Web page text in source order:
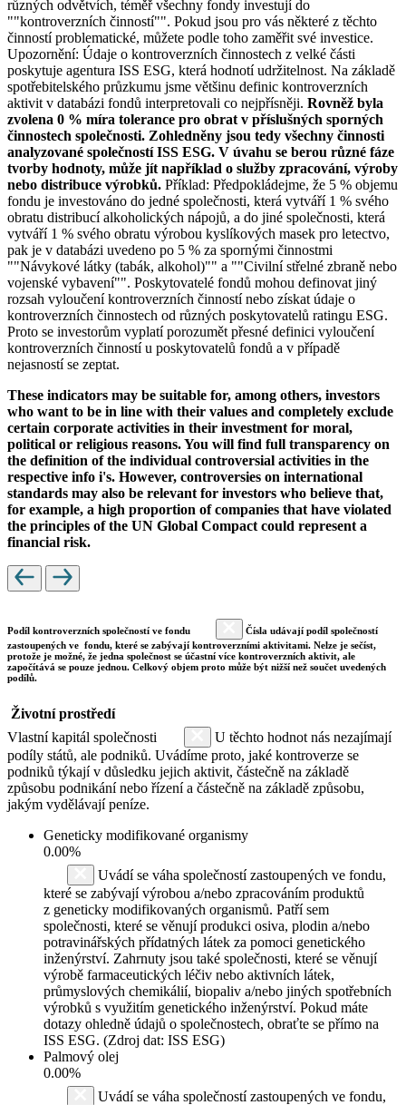
různých odvětvích, téměř všechny fondy investují do
""kontroverzních činností"". Pokud jsou pro vás některé z těchto
činností problematické, můžete podle toho zaměřit své investice.
Upozornění: Údaje o kontroverzních činnostech z velké části
poskytuje agentura ISS ESG, která hodnotí udržitelnost. Na základě
spotřebitelského průzkumu jsme většinu definic kontroverzních
aktivit v databázi fondů interpretovali co nejpřísněji. Rovněž byla
zvolena 0 % míra tolerance pro obrat v příslušných sporných
činnostech společnosti. Zohledněny jsou tedy všechny činnosti
analyzované společností ISS ESG. V úvahu se berou různé fáze
tvorby hodnoty, může jít například o služby zpracování, výroby
nebo distribuce výrobků. Příklad: Předpokládejme, že 5 % objemu
fondu je investováno do jedné společnosti, která vytváří 1 % svého
obratu distribucí alkoholických nápojů, a do jiné společnosti, která
vytváří 1 % svého obratu výrobou kyslíkových masek pro letectvo,
pak je v databázi uvedeno po 5 % za spornými činnostmi
""Návykové látky (tabák, alkohol)"" a ""Civilní střelné zbraně nebo
vojenské vybavení"". Poskytovatelé fondů mohou definovat jiný
rozsah vyloučení kontroverzních činností nebo získat údaje o
kontroverzních činnostech od různých poskytovatelů ratingu ESG.
Proto se investorům vyplatí porozumět přesné definici vyloučení
kontroverzních činností u poskytovatelů fondů a v případě
nejasností se zeptat.
These indicators may be suitable for, among others, investors
who want to be in line with their values and completely exclude
certain corporate activities in their investment for moral,
political or religious reasons. You will find full transparency on
the definition of the individual controversial activities in the
respective info i's. However, controversies on international
standards may also be relevant for investors who believe that,
for example, a high proportion of companies that have violated
the principles of the UN Global Compact could represent a
financial risk.
Podíl kontroverzních společností ve fondu
Čísla udávají podíl společností
zastoupených ve fondu, které se zabývají kontroverzními aktivitami. Nelze je sečíst,
protože je možné, že jedna společnost se účastní více kontroverzních aktivit, ale
započítává se pouze jednou. Celkový objem proto může být nižší než součet uvedených
podílů.
Životní prostředí
Vlastní kapitál společnosti
U těchto hodnot nás nezajímají
podíly států, ale podniků. Uvádíme proto, jaké kontroverze se
podniků týkají v důsledku jejich aktivit, částečně na základě
způsobu podnikání nebo řízení a částečně na základě způsobu,
jakým vydělávají peníze.
Geneticky modifikované organismy
0.00%
Uvádí se váha společností zastoupených ve fondu,
které se zabývají výrobou a/nebo zpracováním produktů
z geneticky modifikovaných organismů. Patří sem
společnosti, které se věnují produkci osiva, plodin a/nebo
potravinářských přídatných látek za pomoci genetického
inženýrství. Zahrnuty jsou také společnosti, které se věnují
výrobě farmaceutických léčiv nebo aktivních látek,
průmyslových chemikálií, biopaliv a/nebo jiných spotřebních
výrobků s využitím genetického inženýrství. Pokud máte
dotazy ohledně údajů o společnostech, obraťte se přímo na
ISS ESG. (Zdroj dat: ISS ESG)
Palmový olej
0.00%
Uvádí se váha společností zastoupených ve fondu,